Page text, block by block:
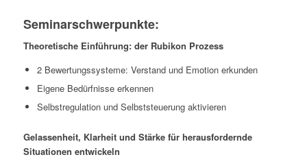
Seminarschwerpunkte:
Theoretische Einführung: der Rubikon Prozess
2 Bewertungssysteme: Verstand und Emotion erkunden
Eigene Bedürfnisse erkennen
Selbstregulation und Selbststeuerung aktivieren
Gelassenheit, Klarheit und Stärke für herausfordernde
Situationen entwickeln